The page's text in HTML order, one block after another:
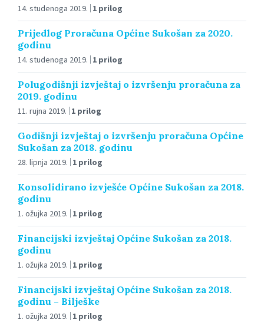
14. studenoga 2019. 1 prilog
Prijedlog Proračuna Općine Sukošan za 2020.
godinu
14. studenoga 2019. 1 prilog
Polugodišnji izvještaj o izvršenju proračuna za
2019. godinu
11. rujna 2019. 1 prilog
Godišnji izvještaj o izvršenju proračuna Općine
Sukošan za 2018. godinu
28. lipnja 2019. 1 prilog
Konsolidirano izvješće Općine Sukošan za 2018.
godinu
1. ožujka 2019. 1 prilog
Financijski izvještaj Općine Sukošan za 2018.
godinu
1. ožujka 2019. 1 prilog
Financijski izvještaj Općine Sukošan za 2018.
godinu – Bilješke
1. ožujka 2019. 1 prilog